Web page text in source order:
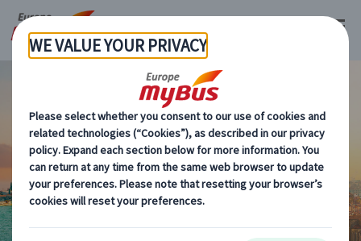
『行きたかった』を『楽しかった！』に
マイバスヨーロッパ
海外現地オプショナルツアー